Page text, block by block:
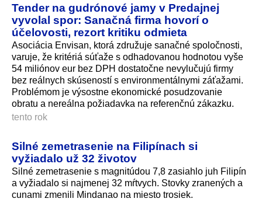
Tender na gudrónové jamy v Predajnej
vyvolal spor: Sanačná firma hovorí o
účelovosti, rezort kritiku odmieta
Asociácia Envisan, ktorá združuje sanačné spoločnosti,
varuje, že kritériá súťaže s odhadovanou hodnotou vyše
54 miliónov eur bez DPH dostatočne nevylučujú firmy
bez reálnych skúseností s environmentálnymi záťažami.
Problémom je výsostne ekonomické posudzovanie
obratu a nereálna požiadavka na referenčnú zákazku.
tento rok
Silné zemetrasenie na Filipínach si
vyžiadalo už 32 životov
Silné zemetrasenie s magnitúdou 7,8 zasiahlo juh Filipín
a vyžiadalo si najmenej 32 mŕtvych. Stovky zranených a
cunami zmenili Mindanao na miesto trosiek.